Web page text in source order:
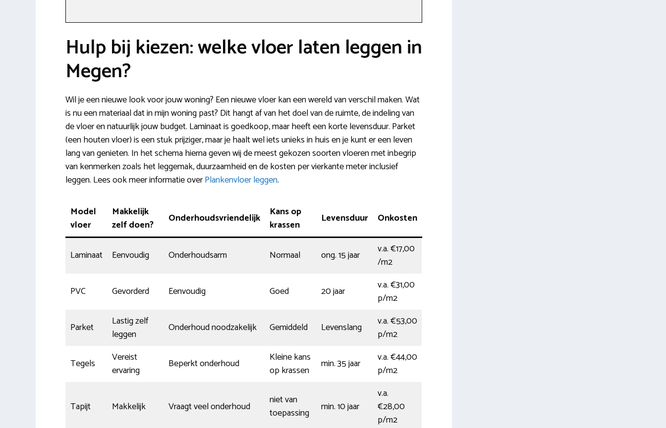
Hulp bij kiezen: welke vloer laten leggen in
Megen?
Wil je een nieuwe look voor jouw woning? Een nieuwe vloer kan een wereld van verschil maken. Wat
is nu een materiaal dat in mijn woning past? Dit hangt af van het doel van de ruimte, de indeling van
de vloer en natuurlijk jouw budget. Laminaat is goedkoop, maar heeft een korte levensduur. Parket
(een houten vloer) is een stuk prijziger, maar je haalt wel iets unieks in huis en je kunt er een leven
lang van genieten. In het schema hierna geven wij de meest gekozen soorten vloeren met inbegrip
van kenmerken zoals het leggemak, duurzaamheid en de kosten per vierkante meter inclusief
leggen. Lees ook meer informatie overPlankenvloer leggen.
Model
vloer
Makkelijk
zelf doen?
Onderhoudsvriendelijk
Kans op
krassen
Levensduur Onkosten
Laminaat Eenvoudig Onderhoudsarm Normaal ong. 15 jaar
v.a. €17,00
/m2
PVC
Gevorderd Eenvoudig Goed 20 jaar
v.a. €31,00
p/m2
Parket
Lastig zelf
leggen
Onderhoud noodzakelijk Gemiddeld Levenslang
v.a. €53,00
p/m2
Tegels
Vereist
ervaring
Beperkt onderhoud
Kleine kans
op krassen
min. 35 jaar
v.a. €44,00
p/m2
Tapijt Makkelijk Vraagt veel onderhoud
niet van
toepassing
min. 10 jaar
v.a.
€28,00
p/m2